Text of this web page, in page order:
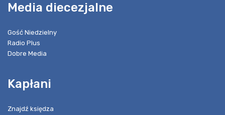
Media diecezjalne
Gość Niedzielny
Radio Plus
Dobre Media
Kapłani
Znajdź księdza